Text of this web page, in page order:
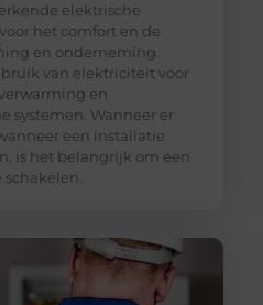
elektrische
het comfort en de
en onderneming.
van elektriciteit voor
en
systemen. Wanneer er
een installatie
is het belangrijk om een